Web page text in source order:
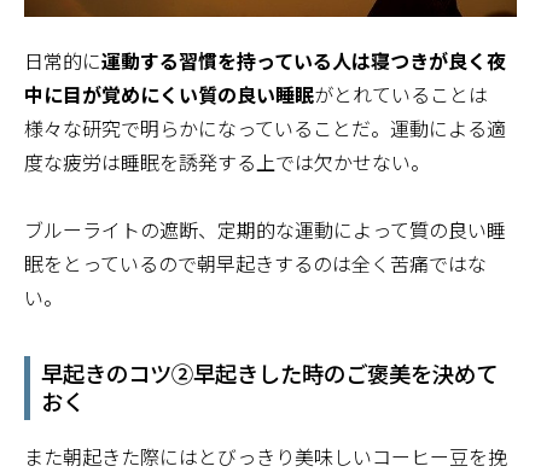
日常的に運動する習慣を持っている人は寝つきが良く夜
中に目が覚めにくい質の良い睡眠がとれていることは
様々な研究で明らかになっていることだ。運動による適
度な疲労は睡眠を誘発する上では欠かせない。
ブルーライトの遮断、定期的な運動によって質の良い睡
眠をとっているので朝早起きするのは全く苦痛ではな
い。
早起きのコツ②早起きした時のご褒美を決めて
おく
また朝起きた際にはとびっきり美味しいコーヒー豆を挽